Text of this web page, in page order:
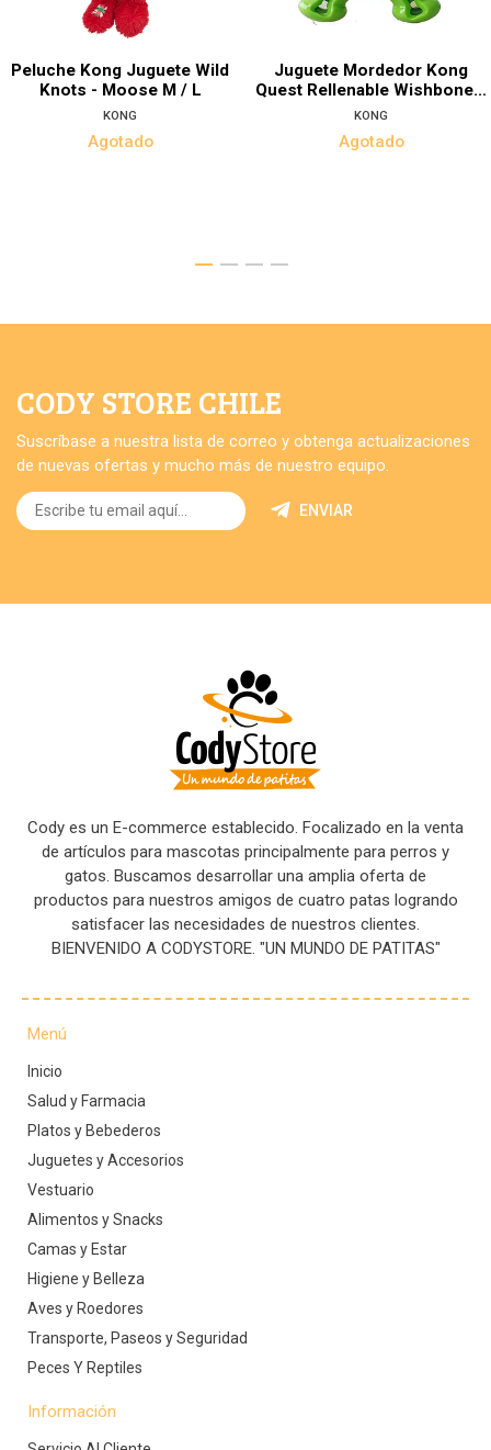
Peluche Kong Juguete Wild
Knots - Moose M / L
KONG
Agotado
Juguete Mordedor Kong
Quest Rellenable Wishbone...
KONG
Agotado
CODY STORE CHILE
Suscríbase a nuestra lista de correo y obtenga actualizaciones
de nuevas ofertas y mucho más de nuestro equipo.
ENVIAR
Cody es un E-commerce establecido. Focalizado en la venta
de artículos para mascotas principalmente para perros y
gatos. Buscamos desarrollar una amplia oferta de
productos para nuestros amigos de cuatro patas logrando
satisfacer las necesidades de nuestros clientes.
BIENVENIDO A CODYSTORE. "UN MUNDO DE PATITAS"
Menú
Inicio
Salud y Farmacia
Platos y Bebederos
Juguetes y Accesorios
Vestuario
Alimentos y Snacks
Camas y Estar
Higiene y Belleza
Aves y Roedores
Transporte, Paseos y Seguridad
Peces Y Reptiles
Información